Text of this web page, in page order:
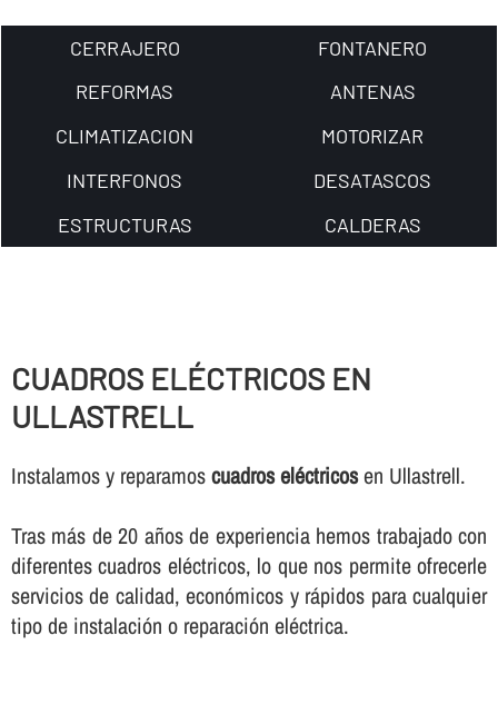
CERRAJERO
FONTANERO
REFORMAS
ANTENAS
CLIMATIZACION
MOTORIZAR
INTERFONOS
DESATASCOS
ESTRUCTURAS
CALDERAS
CUADROS ELÉCTRICOS EN
ULLASTRELL
Instalamos y reparamoscuadros eléctricosen Ullastrell.
Tras más de 20 años de experiencia hemos trabajado con
diferentes cuadros eléctricos, lo que nos permite ofrecerle
servicios de calidad, económicos y rápidos para cualquier
tipo de instalación o reparación eléctrica.